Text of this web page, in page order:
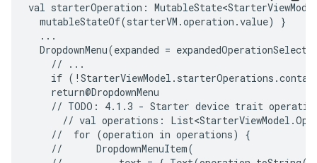
val starterOperation:
mutableStateOf(starterVM.operation.value)
DropdownMenu(expanded =
//
if
// TODO: 4.1.3 - Starter device trait
// val operations:
//
for (operation in operations)
//